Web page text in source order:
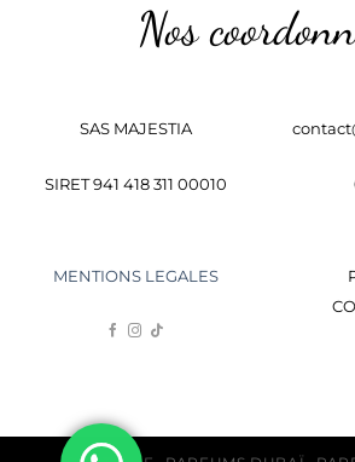
Nos
SAS MAJESTIA
SIRET 941 418 311 00010
MENTIONS LEGALES